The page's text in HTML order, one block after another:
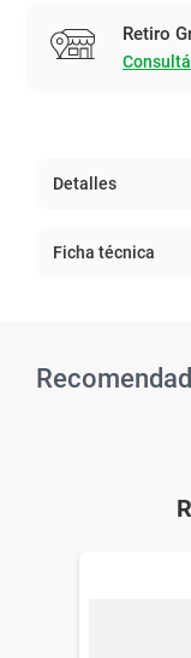
Retiro
Detalles
Ficha técnica